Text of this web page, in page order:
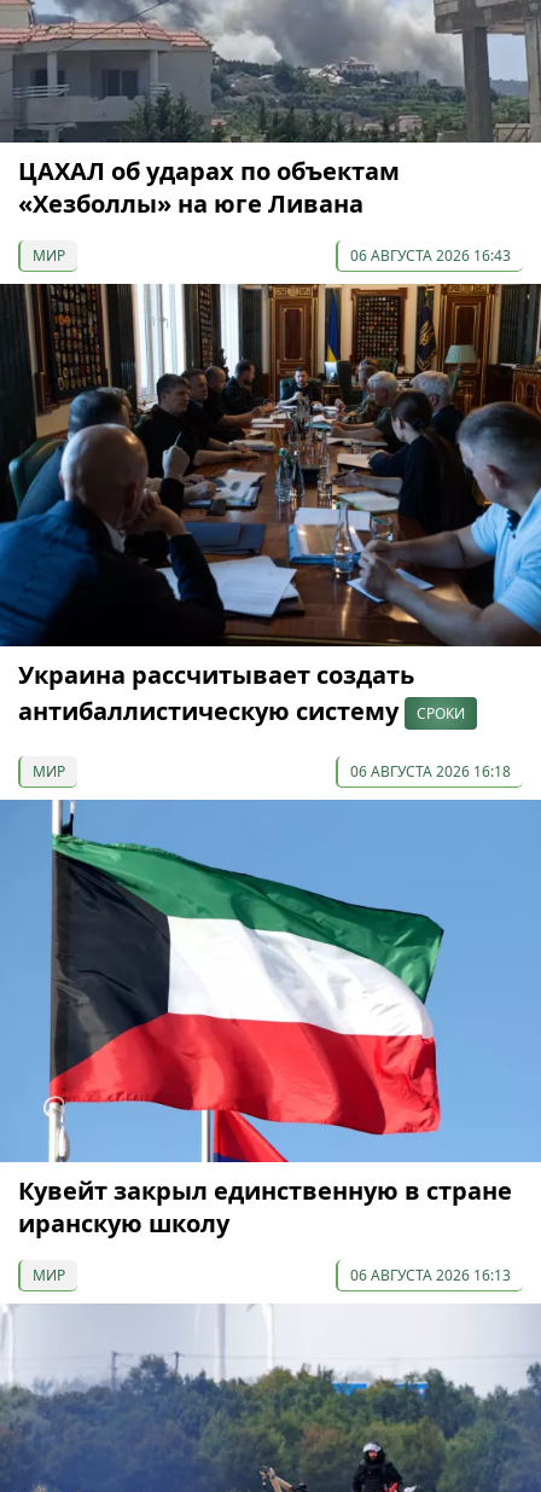
ЦАХАЛ об ударах по объектам
«Хезболлы» на юге Ливана
МИР 06 АВГУСТА 2026 16:43
Украина рассчитывает создать
антибаллистическую систему
СРОКИ
МИР 06 АВГУСТА 2026 16:18
Кувейт закрыл единственную в стране
иранскую школу
МИР 06 АВГУСТА 2026 16:13